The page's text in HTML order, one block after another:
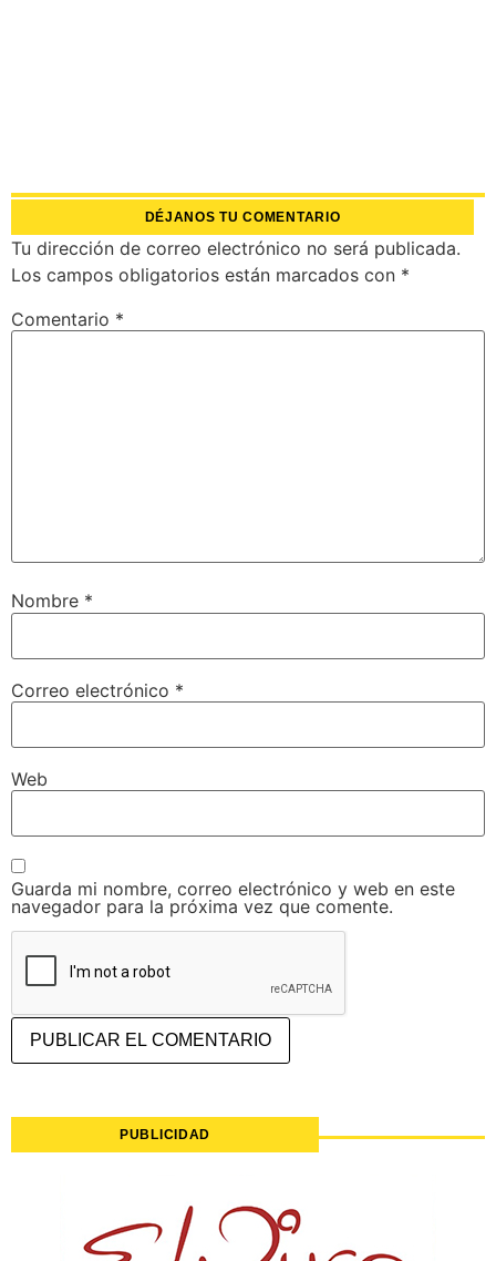
DÉJANOS TU COMENTARIO
Tu dirección de correo electrónico no será publicada.
Los campos obligatorios están marcados con *
Comentario *
Nombre *
Correo electrónico *
Web
Guarda mi nombre, correo electrónico y web en este
navegador para la próxima vez que comente.
PUBLICIDAD